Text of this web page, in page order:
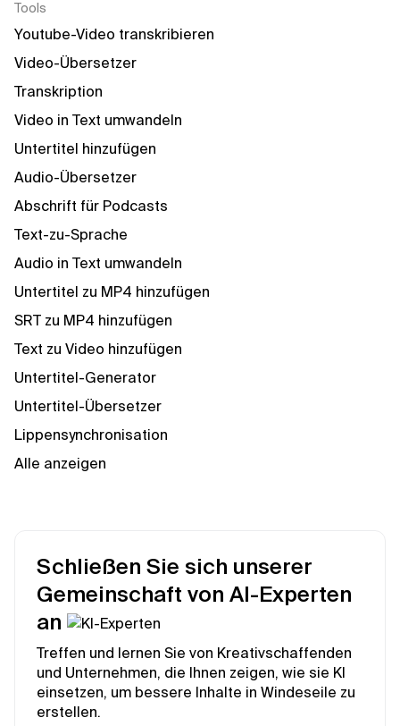
Tools
Youtube-Video transkribieren
Video-Übersetzer
Transkription
Video in Text umwandeln
Untertitel hinzufügen
Audio-Übersetzer
Abschrift für Podcasts
Text-zu-Sprache
Audio in Text umwandeln
Untertitel zu MP4 hinzufügen
SRT zu MP4 hinzufügen
Text zu Video hinzufügen
Untertitel-Generator
Untertitel-Übersetzer
Lippensynchronisation
Alle anzeigen
Schließen Sie sich unserer
Gemeinschaft von AI-Experten
an
Treffen und lernen Sie von Kreativschaffenden
und Unternehmen, die Ihnen zeigen, wie sie KI
einsetzen, um bessere Inhalte in Windeseile zu
erstellen.